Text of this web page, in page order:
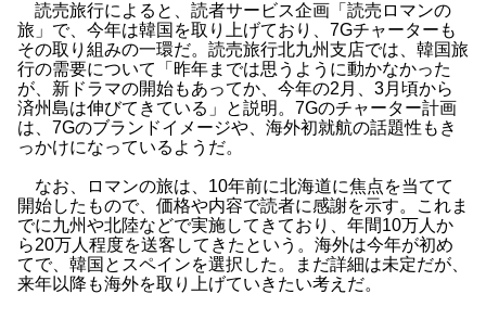
読売旅行によると、読者サービス企画「読売ロマンの
旅」で、今年は韓国を取り上げており、7Gチャーターも
その取り組みの一環だ。読売旅行北九州支店では、韓国旅
行の需要について「昨年までは思うように動かなかった
が、新ドラマの開始もあってか、今年の2月、3月頃から
済州島は伸びてきている」と説明。7Gのチャーター計画
は、7Gのブランドイメージや、海外初就航の話題性もき
っかけになっているようだ。
なお、ロマンの旅は、10年前に北海道に焦点を当てて
開始したもので、価格や内容で読者に感謝を示す。これま
でに九州や北陸などで実施してきており、年間10万人か
ら20万人程度を送客してきたという。海外は今年が初め
てで、韓国とスペインを選択した。まだ詳細は未定だが、
来年以降も海外を取り上げていきたい考えだ。